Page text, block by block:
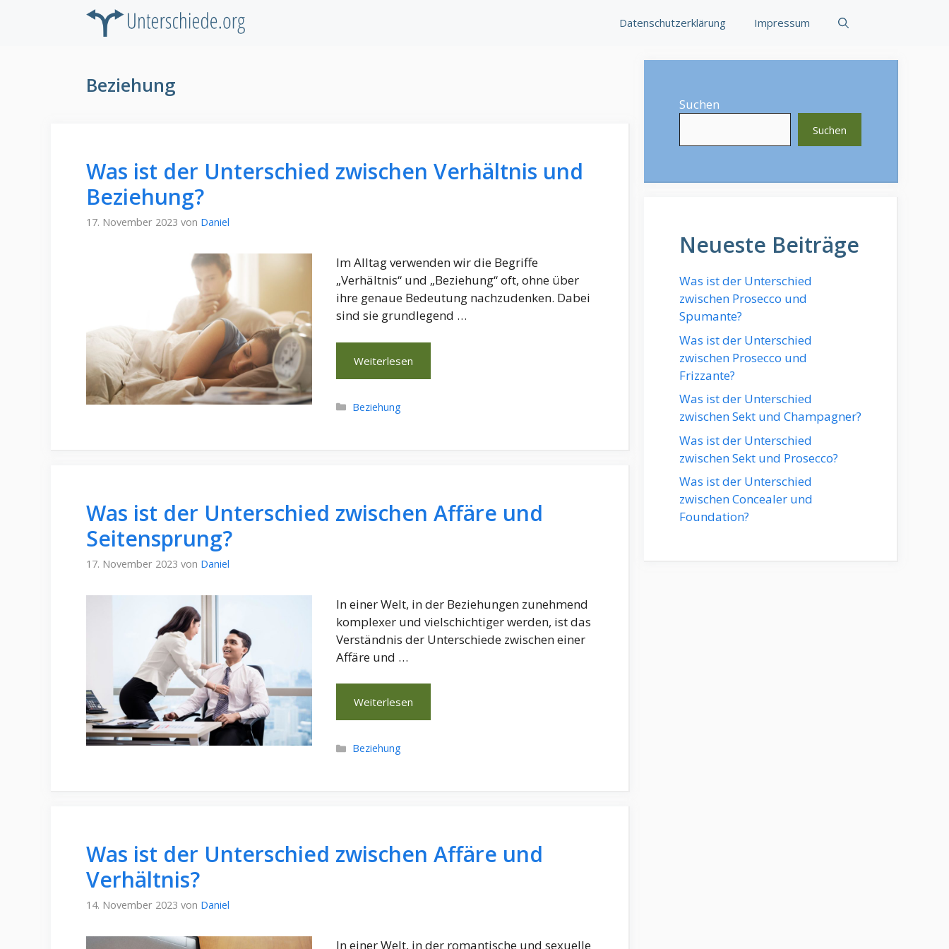
Datenschutzerklärung Impressum
Beziehung
Was ist der Unterschied zwischen Verhältnis und
Beziehung?
17. November 2023 von Daniel
Im Alltag verwenden wir die Begriffe
„Verhältnis“ und „Beziehung“ oft, ohne über
ihre genaue Bedeutung nachzudenken. Dabei
sind sie grundlegend …
Weiterlesen
Kategorien
Beziehung
Was ist der Unterschied zwischen Affäre und
Seitensprung?
17. November 2023 von Daniel
In einer Welt, in der Beziehungen zunehmend
komplexer und vielschichtiger werden, ist das
Verständnis der Unterschiede zwischen einer
Affäre und …
Weiterlesen
Kategorien
Beziehung
Was ist der Unterschied zwischen Affäre und
Verhältnis?
14. November 2023 von Daniel
In einer Welt, in der romantische und sexuelle
Suchen
Suchen
Neueste Beiträge
Was ist der Unterschied
zwischen Prosecco und
Spumante?
Was ist der Unterschied
zwischen Prosecco und
Frizzante?
Was ist der Unterschied
zwischen Sekt und Champagner?
Was ist der Unterschied
zwischen Sekt und Prosecco?
Was ist der Unterschied
zwischen Concealer und
Foundation?